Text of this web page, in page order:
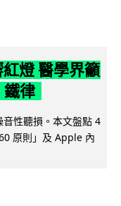
燈 醫學界籲
律
性聽損。本文盤點 4
原則」及 Apple 內